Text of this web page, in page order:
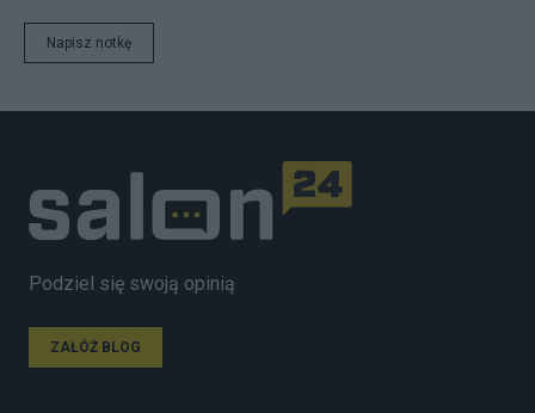
Napisz notkę
Podziel się swoją opinią
ZAŁÓŻ BLOG